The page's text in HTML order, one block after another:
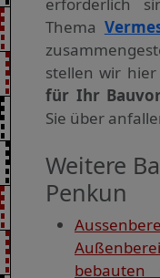
erforderlich
Thema
stellen wir
für Ihr
Sie über
Weitere
Penkun
bebauten